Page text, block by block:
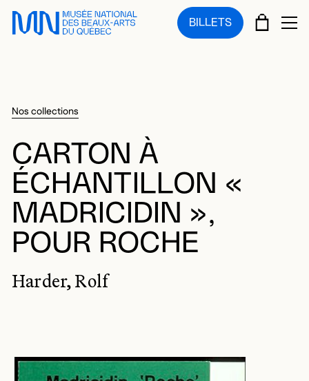
Sauter au menu principal
Sauter au contenu principal
Sauter au pied de page
BILLETS PANIER
Nos collections
CARTON À
ÉCHANTILLON «
MADRICIDIN »,
POUR ROCHE
Harder, Rolf